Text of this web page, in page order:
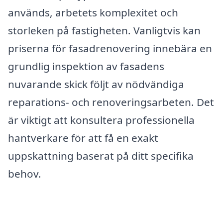
används, arbetets komplexitet och
storleken på fastigheten. Vanligtvis kan
priserna för fasadrenovering innebära en
grundlig inspektion av fasadens
nuvarande skick följt av nödvändiga
reparations- och renoveringsarbeten. Det
är viktigt att konsultera professionella
hantverkare för att få en exakt
uppskattning baserat på ditt specifika
behov.